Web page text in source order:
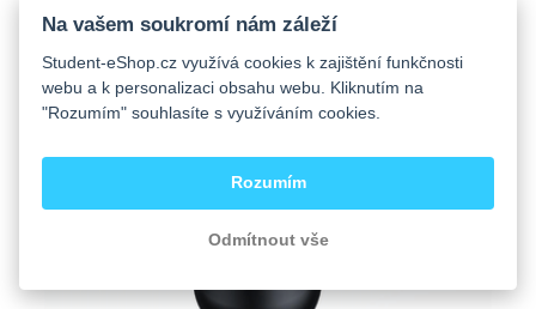
Na vašem soukromí nám záleží
Student-eShop.cz využívá cookies k zajištění funkčnosti
webu a k personalizaci obsahu webu. Kliknutím na
"Rozumím" souhlasíte s využíváním cookies.
Rozumím
Odmítnout vše